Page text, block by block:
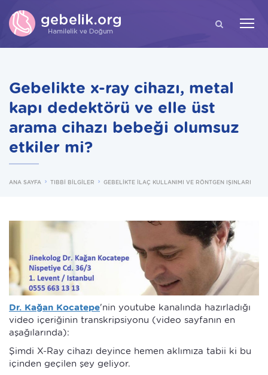
Gebelikte x-ray cihazı, metal
kapı dedektörü ve elle üst
arama cihazı bebeği olumsuz
etkiler mi?
ANA SAYFA TIBBİ BİLGİLER GEBELİKTE İLAÇ KULLANIMI VE RÖNTGEN IŞINLARI
Dr. Kağan Kocatepe'nin youtube kanalında hazırladığı
video içeriğinin transkripsiyonu (video sayfanın en
aşağılarında):
Şimdi X-Ray cihazı deyince hemen aklımıza tabii ki bu
içinden geçilen şey geliyor.